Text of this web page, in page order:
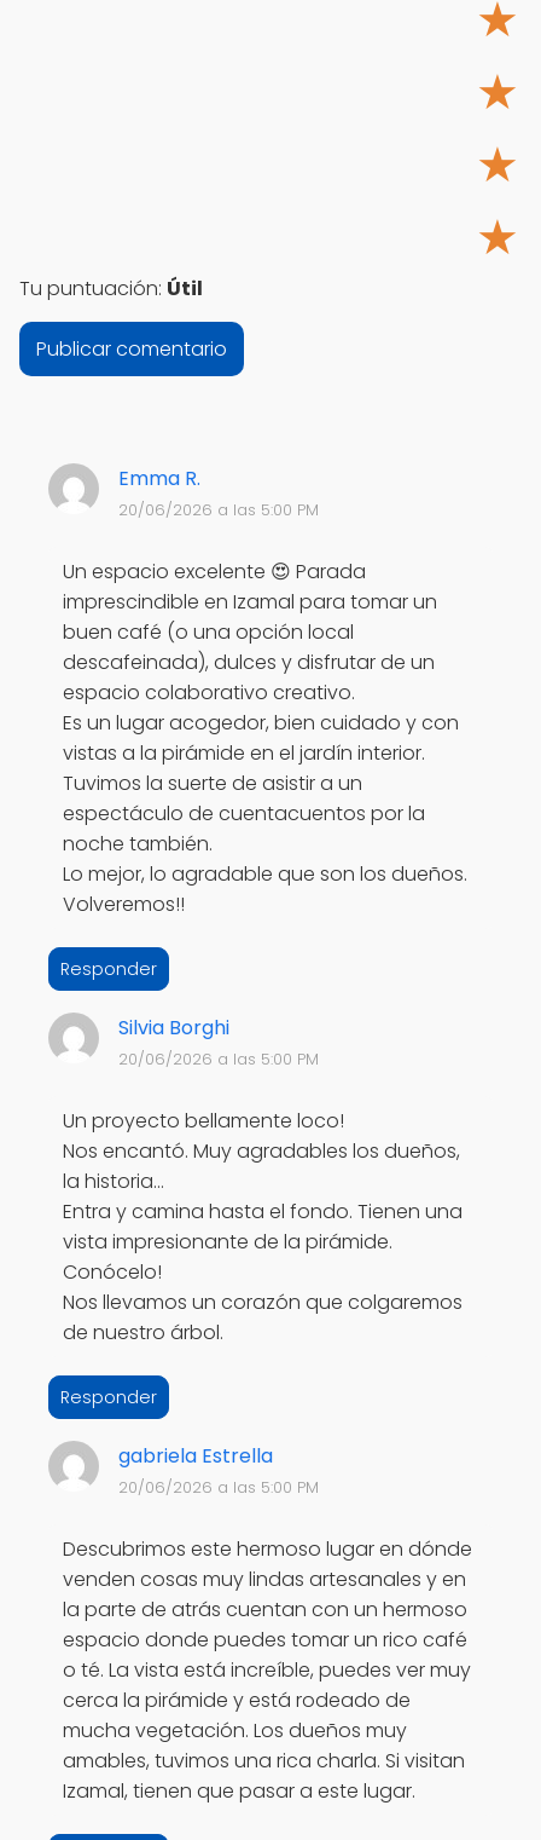
Emma R.
20/06/2026 a las 5:00 PM
Un espacio excelente 😍 Parada
imprescindible en Izamal para tomar un
buen café (o una opción local
descafeinada), dulces y disfrutar de un
espacio colaborativo creativo.
Es un lugar acogedor, bien cuidado y con
vistas a la pirámide en el jardín interior.
Tuvimos la suerte de asistir a un
espectáculo de cuentacuentos por la
noche también.
Lo mejor, lo agradable que son los dueños.
Volveremos!!
Responder
Silvia Borghi
20/06/2026 a las 5:00 PM
Un proyecto bellamente loco!
Nos encantó. Muy agradables los dueños,
la historia…
Entra y camina hasta el fondo. Tienen una
vista impresionante de la pirámide.
Conócelo!
Nos llevamos un corazón que colgaremos
de nuestro árbol.
Responder
gabriela Estrella
20/06/2026 a las 5:00 PM
Descubrimos este hermoso lugar en dónde
venden cosas muy lindas artesanales y en
la parte de atrás cuentan con un hermoso
espacio donde puedes tomar un rico café
o té. La vista está increíble, puedes ver muy
cerca la pirámide y está rodeado de
mucha vegetación. Los dueños muy
amables, tuvimos una rica charla. Si visitan
Izamal, tienen que pasar a este lugar.
★
★
★
★
Tu puntuación: Útil